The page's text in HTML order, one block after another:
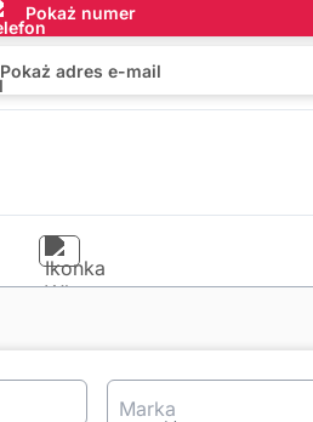
Pokaż numer
Pokaż adres e-mail
Marka